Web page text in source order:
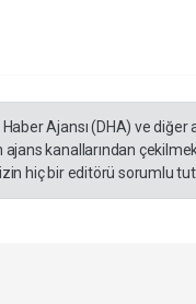
Ajansı (DHA) ve
kanallarından
hiç bir editörü sorumlu